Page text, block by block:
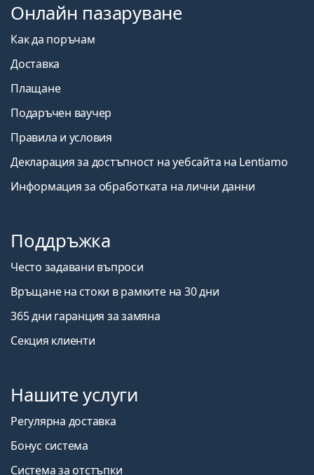
Онлайн пазаруване
Как да поръчам
Доставка
Плащане
Подаръчен ваучер
Правила и условия
Декларация за достъпност на уебсайта на Lentiamo
Информация за обработката на лични данни
Поддръжка
Често задавани въпроси
Връщане на стоки в рамките на 30 дни
365 дни гаранция за замяна
Секция клиенти
Нашите услуги
Регулярна доставка
Бонус система
Система за отстъпки